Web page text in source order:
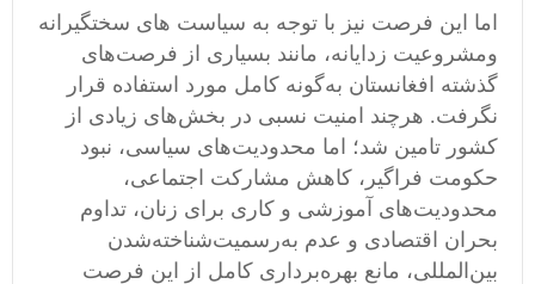
اما این فرصت نیز با توجه به سیاست های سختگیرانه
و‌مشروعیت زدایانه، مانند بسیاری از فرصت‌های
گذشته افغانستان به‌گونه کامل مورد استفاده قرار
نگرفت. هرچند امنیت نسبی در بخش‌های زیادی از
کشور تامین شد؛ اما محدودیت‌های سیاسی، نبود
حکومت فراگیر، کاهش مشارکت اجتماعی،
محدودیت‌های آموزشی و کاری برای زنان، تداوم
بحران اقتصادی و عدم به‌رسمیت‌شناخته‌شدن
بین‌المللی، مانع بهره‌برداری کامل از این فرصت